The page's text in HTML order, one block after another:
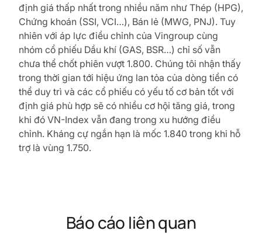
định giá thấp nhất trong nhiều năm như Thép (HPG),
Chứng khoán (SSI, VCI…), Bán lẻ (MWG, PNJ). Tuy
nhiên với áp lực điều chỉnh của Vingroup cùng
nhóm cổ phiếu Dầu khí (GAS, BSR…) chỉ số vẫn
chưa thể chốt phiên vượt 1.800. Chúng tôi nhận thấy
trong thời gian tới hiệu ứng lan tỏa của dòng tiền có
thể duy trì và các cổ phiếu có yếu tố cơ bản tốt với
định giá phù hợp sẽ có nhiều cơ hội tăng giá, trong
khi đó VN-Index vẫn đang trong xu hướng điều
chỉnh. Kháng cự ngắn hạn là mốc 1.840 trong khi hỗ
trợ là vùng 1.750.
Báo cáo liên quan